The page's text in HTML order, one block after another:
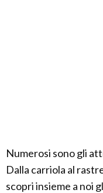
Numerosi sono gli
Dalla carriola al
scopri insieme a noi